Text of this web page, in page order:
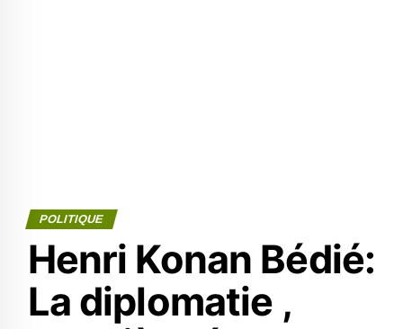
POLITIQUE
Henri Konan Bédié:
La diplomatie ,